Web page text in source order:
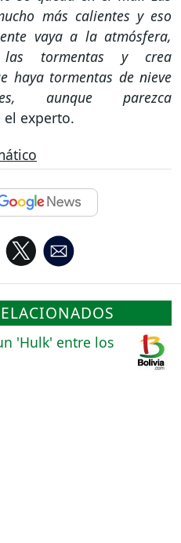
más calientes y eso
vaya a la atmósfera,
tormentas y crea
haya tormentas de nieve
aunque parezca
el experto.